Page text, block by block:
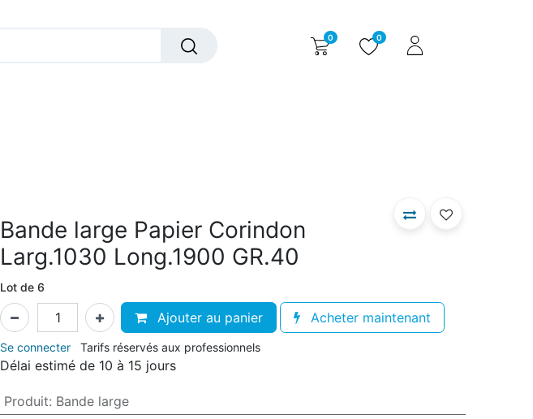
0 0
Bande large Papier Corindon
Larg.1030 Long.1900 GR.40
Lot de 6
Ajouter au panier Acheter maintenant
Se connecter Tarifs réservés aux professionnels
Délai estimé de 10 à 15 jours
Produit: Bande large